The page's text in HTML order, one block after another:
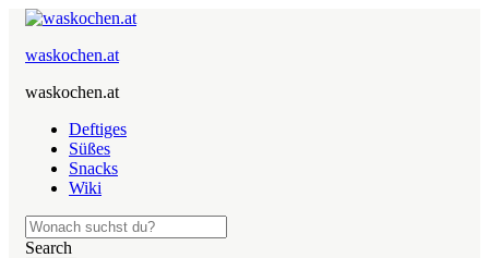
waskochen.at
waskochen.at
Deftiges
Süßes
Snacks
Wiki
Search